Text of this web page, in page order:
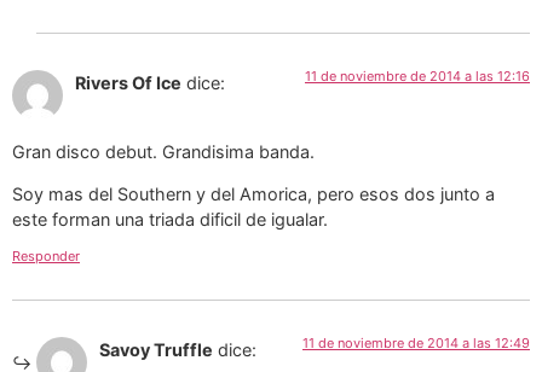
Rivers Of Ice dice: 11 de noviembre de 2014 a las 12:16
Gran disco debut. Grandisima banda.
Soy mas del Southern y del Amorica, pero esos dos junto a
este forman una triada dificil de igualar.
Responder
Savoy Truffle dice: 11 de noviembre de 2014 a las 12:49